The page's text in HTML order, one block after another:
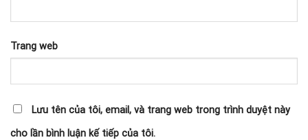
Trang web
Lưu tên của tôi, email, và trang web trong trình duyệt này
cho lần bình luận kế tiếp của tôi.